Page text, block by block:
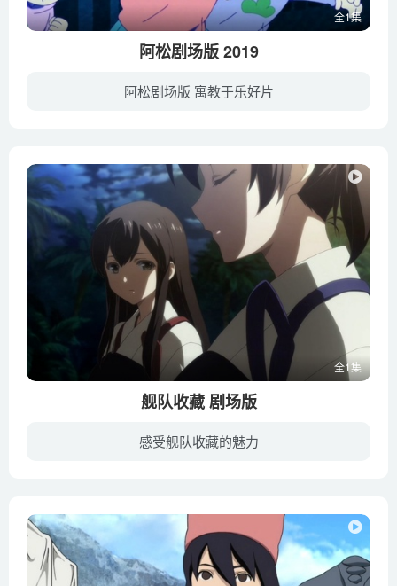
全1集
阿松剧场版 2019
阿松剧场版 寓教于乐好片
全1集
舰队收藏 剧场版
感受舰队收藏的魅力